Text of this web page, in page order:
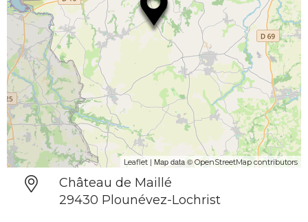
Leaflet | Map data © OpenStreetMap contributors
Château de Maillé
29430 Plounévez-Lochrist